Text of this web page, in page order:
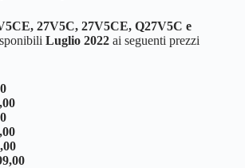
27V5C, 27V5CE, Q27V5C e
Luglio 2022 ai seguenti prezzi